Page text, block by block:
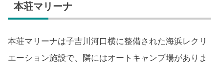
本荘マリーナ
本荘マリーナは子吉川河口横に整備された海浜レクリ
エーション施設で、隣にはオートキャンプ場がありま